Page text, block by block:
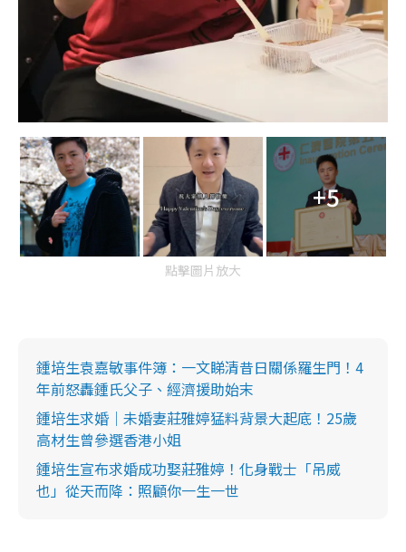
+5
點擊圖片放大
鍾培生袁嘉敏事件簿：一文睇清昔日關係羅生門！4
年前怒轟鍾氏父子、經濟援助始末
鍾培生求婚｜未婚妻莊雅婷猛料背景大起底！25歲
高材生曾參選香港小姐
鍾培生宣布求婚成功娶莊雅婷！化身戰士「吊威
也」從天而降：照顧你一生一世